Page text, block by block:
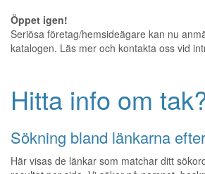
Öppet igen!
Seriösa företag/hemsideägare kan nu
katalogen. Läs mer och kontakta oss vid
Hitta info om
Sökning bland länkarna
Här visas de länkar som matchar ditt